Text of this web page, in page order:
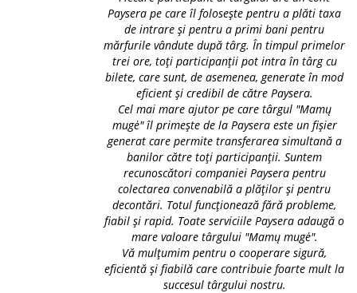
Paysera pe care îl folosește pentru a plăti taxa
de intrare și pentru a primi bani pentru
mărfurile vândute după târg. În timpul primelor
trei ore, toți participanții pot intra în târg cu
bilete, care sunt, de asemenea, generate în mod
eficient și credibil de către Paysera.
Cel mai mare ajutor pe care târgul "Mamų
mugė" îl primește de la Paysera este un fișier
generat care permite transferarea simultană a
banilor către toți participanții. Suntem
recunoscători companiei Paysera pentru
colectarea convenabilă a plăților și pentru
decontări. Totul funcționează fără probleme,
fiabil și rapid. Toate serviciile Paysera adaugă o
mare valoare târgului "Mamų mugė".
Vă mulțumim pentru o cooperare sigură,
eficientă și fiabilă care contribuie foarte mult la
succesul târgului nostru.